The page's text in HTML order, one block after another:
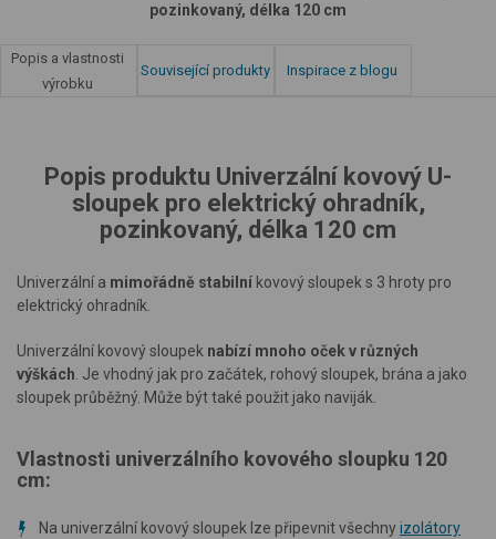
pozinkovaný, délka 120 cm
Popis a vlastnosti
výrobku
Související produkty Inspirace z blogu
Popis produktu Univerzální kovový U-
sloupek pro elektrický ohradník,
pozinkovaný, délka 120 cm
Univerzální a mimořádně stabilní kovový sloupek s 3 hroty pro
elektrický ohradník.
Univerzální kovový sloupek nabízí mnoho oček v různých
výškách . Je vhodný jak pro začátek, rohový sloupek, brána a jako
sloupek průběžný. Může být také použit jako naviják.
Vlastnosti univerzálního kovového sloupku 120
cm:
Na univerzální kovový sloupek lze připevnit všechnyizolátory